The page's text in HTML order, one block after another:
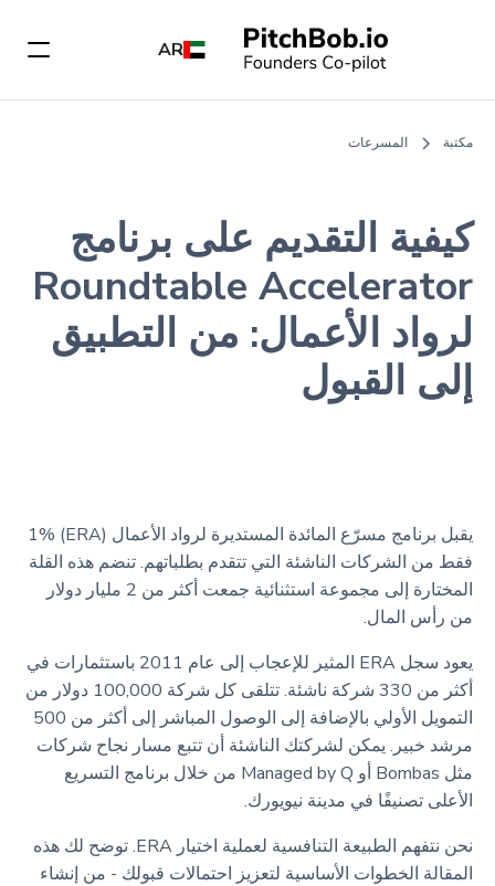
AR
مكتبة المسرعات
كيفية التقديم على برنامج
Roundtable Accelerator
لرواد الأعمال: من التطبيق
إلى القبول
يقبل برنامج مسرّع المائدة المستديرة لرواد الأعمال (ERA) 1%
فقط من الشركات الناشئة التي تتقدم بطلباتهم. تنضم هذه القلة
المختارة إلى مجموعة استثنائية جمعت أكثر من 2 مليار دولار
من رأس المال.
يعود سجل ERA المثير للإعجاب إلى عام 2011 باستثمارات في
أكثر من 330 شركة ناشئة. تتلقى كل شركة 100,000 دولار من
التمويل الأولي بالإضافة إلى الوصول المباشر إلى أكثر من 500
مرشد خبير. يمكن لشركتك الناشئة أن تتبع مسار نجاح شركات
مثل Bombas أو Managed by Q من خلال برنامج التسريع
الأعلى تصنيفًا في مدينة نيويورك.
نحن نتفهم الطبيعة التنافسية لعملية اختيار ERA. توضح لك هذه
المقالة الخطوات الأساسية لتعزيز احتمالات قبولك - من إنشاء